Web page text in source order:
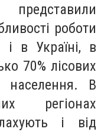
представили
роботи
в Україні, в
70% лісових
В
регіонах
і від